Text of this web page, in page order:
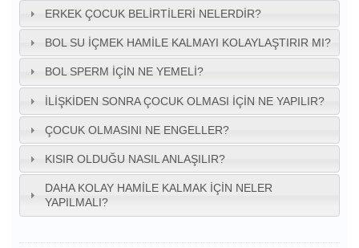
ERKEK ÇOCUK BELIRTILERI NELERDIR?
BOL SU İÇMEK HAMILE KALMAYI KOLAYLAŞTIRIR MI?
BOL SPERM İÇIN NE YEMELI?
İLIŞKIDEN SONRA ÇOCUK OLMASI İÇIN NE YAPILIR?
ÇOCUK OLMASINI NE ENGELLER?
KISIR OLDUĞU NASIL ANLAŞILIR?
DAHA KOLAY HAMILE KALMAK İÇIN NELER
YAPILMALI?